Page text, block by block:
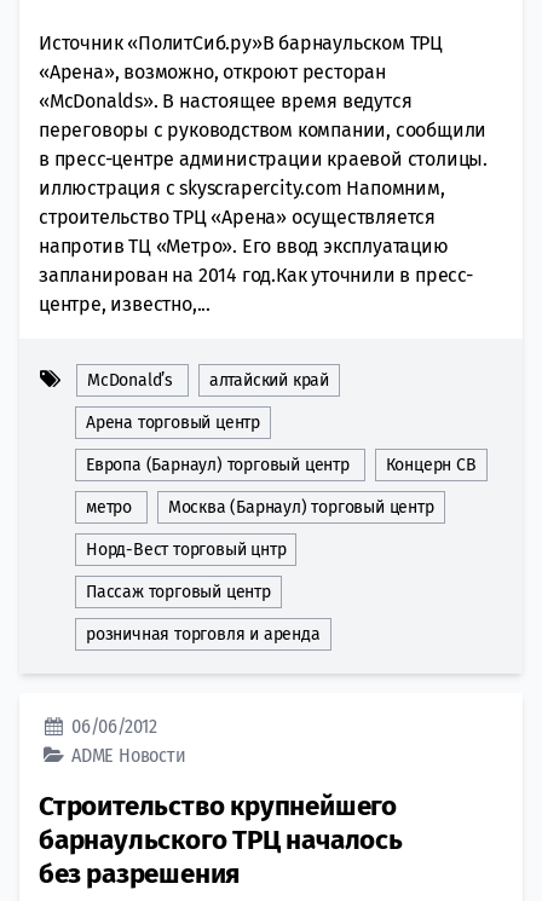
Источник «ПолитСиб.ру»В барнаульском ТРЦ
«Арена», возможно, откроют ресторан
«McDonalds». В настоящее время ведутся
переговоры с руководством компании, сообщили
в пресс-центре администрации краевой столицы.
иллюстрация с skyscrapercity.com Напомним,
строительство ТРЦ «Арена» осуществляется
напротив ТЦ «Метро». Его ввод эксплуатацию
запланирован на 2014 год.Как уточнили в пресс-
центре, известно,...
McDonald’s алтайский край
Арена торговый центр
Европа (Барнаул) торговый центр Концерн СВ
метро Москва (Барнаул) торговый центр
Норд-Вест торговый цнтр
Пассаж торговый центр
розничная торговля и аренда
06/06/2012
ADME Новости
Строительство крупнейшего
барнаульского ТРЦ началось
без разрешения